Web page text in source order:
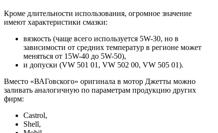
Кроме длительности использования, огромное значение
имеют характеристики смазки:
вязкость (чаще всего используется 5W-30, но в
зависимости от средних температур в регионе может
меняться от 15W-40 до 5W-50),
и допуски (VW 501 01, VW 502 00, VW 505 01).
Вместо «ВАГовского» оригинала в мотор Джетты можно
заливать аналогичную по параметрам продукцию других
фирм:
Castrol,
Shell,